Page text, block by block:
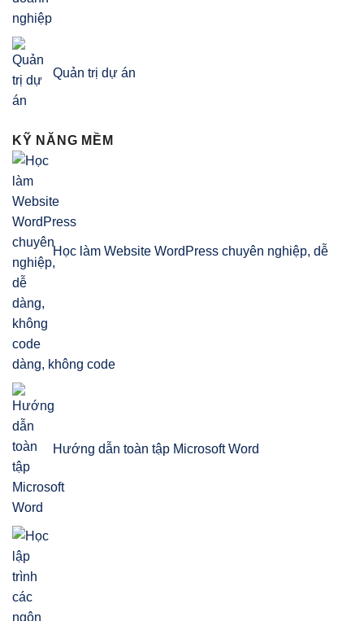
Quản trị dự án
KỸ NĂNG MỀM
Học làm Website WordPress chuyên nghiệp, dễ
dàng, không code
Hướng dẫn toàn tập Microsoft Word